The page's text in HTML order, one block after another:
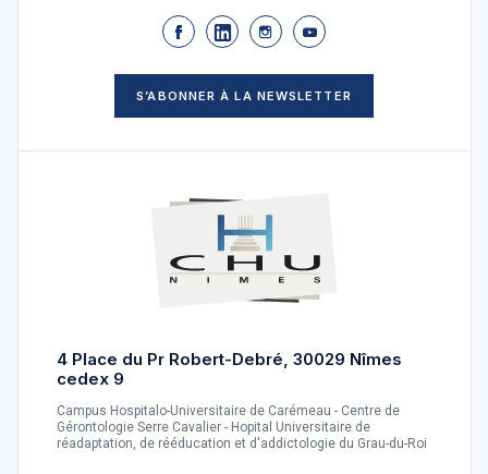
S’ABONNER À LA NEWSLETTER
4 Place du Pr Robert-Debré, 30029 Nîmes
cedex 9
Campus Hospitalo-Universitaire de Carémeau - Centre de
Gérontologie Serre Cavalier - Hopital Universitaire de
réadaptation, de rééducation et d'addictologie du Grau-du-Roi